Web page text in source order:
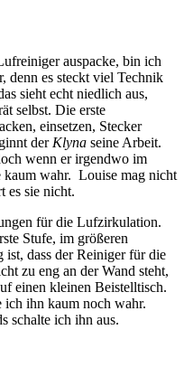
auspacke, bin ich
denn es steckt viel Technik
sieht echt niedlich aus,
selbst. Die erste
einsetzen, Stecker
derKlyna seine Arbeit.
wenn er irgendwo im
kaum wahr. Louise mag nicht
es sie nicht.
für die Lufzirkulation.
Stufe, im größeren
dass der Reiniger für die
zu eng an der Wand steht,
einen kleinen Beistelltisch.
ich ihn kaum noch wahr.
schalte ich ihn aus.